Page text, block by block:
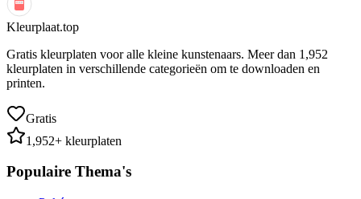
Kleurplaat.top
Gratis kleurplaten voor alle kleine kunstenaars. Meer dan 1,952
kleurplaten in verschillende categorieën om te downloaden en
printen.
Gratis
1,952+ kleurplaten
Populaire Thema's